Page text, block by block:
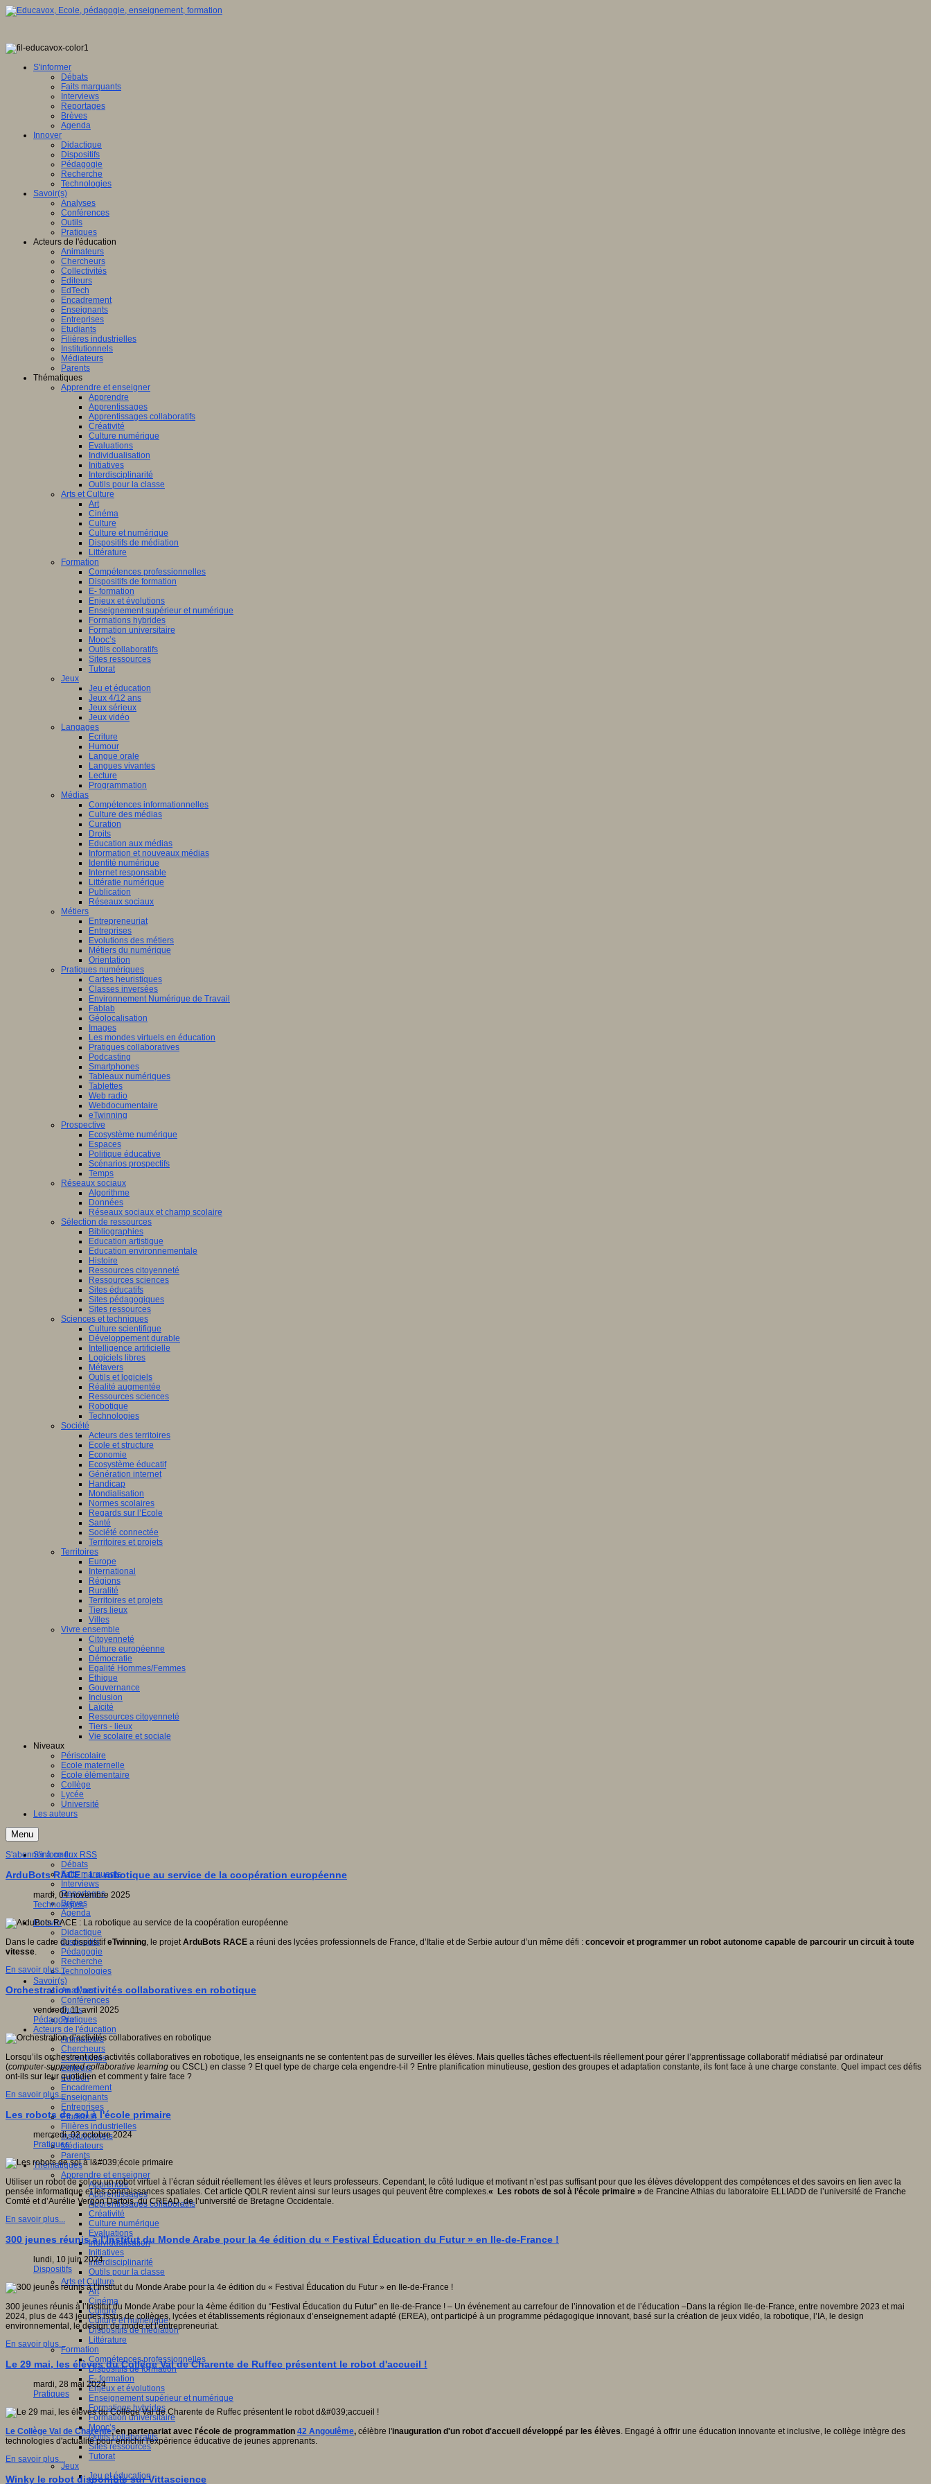
S'informer
Débats
Faits marquants
Interviews
Reportages
Brèves
Agenda
Innover
Didactique
Dispositifs
Pédagogie
Recherche
Technologies
Savoir(s)
Analyses
Conférences
Outils
Pratiques
Acteurs de l'éducation
Animateurs
Chercheurs
Collectivités
Editeurs
EdTech
Encadrement
Enseignants
Entreprises
Etudiants
Filières industrielles
Institutionnels
Médiateurs
Parents
Thématiques
Apprendre et enseigner
Apprendre
Apprentissages
Apprentissages collaboratifs
Créativité
Culture numérique
Evaluations
Individualisation
Initiatives
Interdisciplinarité
Outils pour la classe
Arts et Culture
Art
Cinéma
Culture
Culture et numérique
Dispositifs de médiation
Littérature
Formation
Compétences professionnelles
Dispositifs de formation
E- formation
Enjeux et évolutions
Enseignement supérieur et numérique
Formations hybrides
Formation universitaire
Mooc’s
Outils collaboratifs
Sites ressources
Tutorat
Jeux
Jeu et éducation
Jeux 4/12 ans
Jeux sérieux
Jeux vidéo
Langages
Ecriture
Humour
Langue orale
Langues vivantes
Lecture
Programmation
Médias
Compétences informationnelles
Culture des médias
Curation
Droits
Education aux médias
Information et nouveaux médias
Identité numérique
Internet responsable
Littératie numérique
Publication
Réseaux sociaux
Métiers
Entrepreneuriat
Entreprises
Evolutions des métiers
Métiers du numérique
Orientation
Pratiques numériques
Cartes heuristiques
Classes inversées
Environnement Numérique de Travail
Fablab
Géolocalisation
Images
Les mondes virtuels en éducation
Pratiques collaboratives
Podcasting
Smartphones
Tableaux numériques
Tablettes
Web radio
Webdocumentaire
eTwinning
Prospective
Ecosystème numérique
Espaces
Politique éducative
Scénarios prospectifs
Temps
Réseaux sociaux
Algorithme
Données
Réseaux sociaux et champ scolaire
Sélection de ressources
Bibliographies
Education artistique
Education environnementale
Histoire
Ressources citoyenneté
Ressources sciences
Sites éducatifs
Sites pédagogiques
Sites ressources
Sciences et techniques
Culture scientifique
Développement durable
Intelligence artificielle
Logiciels libres
Métavers
Outils et logiciels
Réalité augmentée
Ressources sciences
Robotique
Technologies
Société
Acteurs des territoires
Ecole et structure
Economie
Ecosystème éducatif
Génération internet
Handicap
Mondialisation
Normes scolaires
Regards sur l’Ecole
Santé
Société connectée
Territoires et projets
Territoires
Europe
International
Régions
Ruralité
Territoires et projets
Tiers lieux
Villes
Vivre ensemble
Citoyenneté
Culture européenne
Démocratie
Egalité Hommes/Femmes
Ethique
Gouvernance
Inclusion
Laïcité
Ressources citoyenneté
Tiers - lieux
Vie scolaire et sociale
Niveaux
Périscolaire
Ecole maternelle
Ecole élémentaire
Collège
Lycée
Université
Les auteurs
Menu
S'informer
Débats
Faits marquants
Interviews
Reportages
Brèves
Agenda
Innover
Didactique
Dispositifs
Pédagogie
Recherche
Technologies
Savoir(s)
Analyses
Conférences
Outils
Pratiques
Acteurs de l'éducation
Animateurs
Chercheurs
Collectivités
Editeurs
EdTech
Encadrement
Enseignants
Entreprises
Etudiants
Filières industrielles
Institutionnels
Médiateurs
Parents
Thématiques
Apprendre et enseigner
Apprendre
Apprentissages
Apprentissages collaboratifs
Créativité
Culture numérique
Evaluations
Individualisation
Initiatives
Interdisciplinarité
Outils pour la classe
Arts et Culture
Art
Cinéma
Culture
Culture et numérique
Dispositifs de médiation
Littérature
Formation
Compétences professionnelles
Dispositifs de formation
E- formation
Enjeux et évolutions
Enseignement supérieur et numérique
Formations hybrides
Formation universitaire
Mooc’s
Outils collaboratifs
Sites ressources
Tutorat
Jeux
Jeu et éducation
S'abonner à ce flux RSS
ArduBots RACE : La robotique au service de la coopération européenne
mardi, 04 novembre 2025
Technologies
Dans le cadre du dispositifeTwinning, le projetArduBots RACE a réuni des lycées professionnels de France, d’Italie et de Serbie autour d’un même défi : concevoir et programmer un robot autonome capable de parcourir un circuit à toute
vitesse.
En savoir plus...
Orchestration d’activités collaboratives en robotique
vendredi, 11 avril 2025
Pédagogie
Lorsqu’ils orchestrent des activités collaboratives en robotique, les enseignants ne se contentent pas de surveiller les élèves. Mais quelles tâches effectuent-ils réellement pour gérer l’apprentissage collaboratif médiatisé par ordinateur
(computer-supported collaborative learning ou CSCL) en classe ? Et quel type de charge cela engendre-t-il ? Entre planification minutieuse, gestion des groupes et adaptation constante, ils font face à une charge constante. Quel impact ces défis
ont-ils sur leur quotidien et comment y faire face ?
En savoir plus...
Les robots de sol à l'école primaire
mercredi, 02 octobre 2024
Pratiques
Utiliser un robot de sol ou un robot virtuel à l’écran séduit réellement les élèves et leurs professeurs. Cependant, le côté ludique et motivant n’est pas suffisant pour que les élèves développent des compétences et des savoirs en lien avec la
pensée informatique et les connaissances spatiales. Cet article QDLR revient ainsi sur leurs usages qui peuvent être complexes.« Les robots de sol à l’école primaire » de Francine Athias du laboratoire ELLIADD de l’université de Franche
Comté et d’Aurélie Vergon Dartois, du CREAD, de l’université de Bretagne Occidentale.
En savoir plus...
300 jeunes réunis à l’Institut du Monde Arabe pour la 4e édition du « Festival Éducation du Futur » en Ile-de-France !
lundi, 10 juin 2024
Dispositifs
300 jeunes réunis à l’Institut du Monde Arabe pour la 4ème édition du “Festival Éducation du Futur” en Ile-de-France ! – Un événement au carrefour de l’innovation et de l’éducation –Dans la région Ile-de-France, entre novembre 2023 et mai
2024, plus de 443 jeunes issus de collèges, lycées et établissements régionaux d’enseignement adapté (EREA), ont participé à un programme pédagogique innovant, basé sur la création de jeux vidéo, la robotique, l’IA, le design
environnemental, le design de mode et l’entrepreneuriat.
En savoir plus...
Le 29 mai, les élèves du Collège Val de Charente de Ruffec présentent le robot d'accueil !
mardi, 28 mai 2024
Pratiques
Le Collège Val de Charente, en partenariat avec l'école de programmation 42 Angoulême, célèbre l'inauguration d'un robot d'accueil développé par les élèves. Engagé à offrir une éducation innovante et inclusive, le collège intègre des
technologies d'actualité pour enrichir l'expérience éducative de jeunes apprenants.
En savoir plus...
Winky le robot disponible sur Vittascience